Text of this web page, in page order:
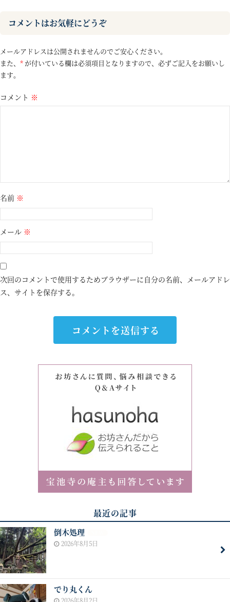
コメントはお気軽にどうぞ
メールアドレスは公開されませんのでご安心ください。
また、 * が付いている欄は必須項目となりますので、必ずご記入をお願いし
ます。
コメント ※
名前 ※
メール ※
次回のコメントで使用するためブラウザーに自分の名前、メールアドレ
ス、サイトを保存する。
最近の記事
倒木処理
2026年8月5日
でり丸くん